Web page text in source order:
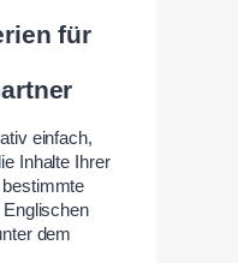
für
einfach,
Inhalte Ihrer
Englischen
dem